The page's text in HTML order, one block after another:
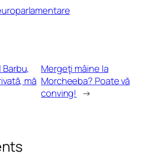
mă
Mergeţi mâine la
Morcheeba? Poate vă
conving! →